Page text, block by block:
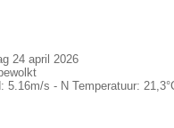
24 april 2026
5.16m/s - N Temperatuur: 21,3